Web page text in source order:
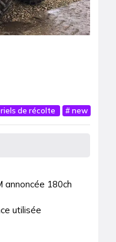
de récolte #new
annoncée 180ch
utilisée